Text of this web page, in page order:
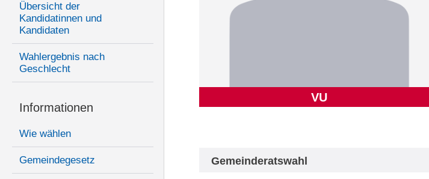
Übersicht der
Kandidatinnen und
Kandidaten
Wahlergebnis nach
Geschlecht
Informationen
Wie wählen
Gemeindegesetz
VU
Gemeinderatswahl